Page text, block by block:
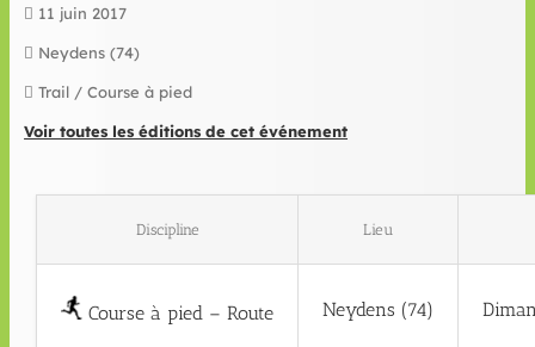
11 juin 2017
Neydens (74)
Trail / Course à pied
Voir toutes les éditions de cet événement
Discipline Lieu
Course à pied – Route Neydens (74)